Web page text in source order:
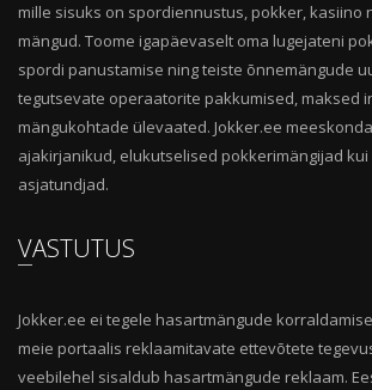
mille sisuks on spordiennustus, pokker, kasiino
mängud. Toome igapäevaselt oma lugejateni
spordi panustamise ning teiste õnnemängude
tegutsevate operaatorite pakkumised, maksed
mängukohtade ülevaated. Jokker.ee
ajakirjanikud, elukutselised pokkerimängijad
asjatundjad.
VASTUTUS
Jokker.ee ei tegele hasartmängude
meie portaalis reklaamitavate ettevõtete
veebilehel sisaldub hasartmängude reklaam.